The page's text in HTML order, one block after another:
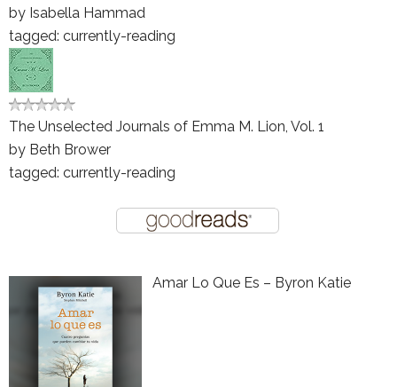
by Isabella Hammad
tagged: currently-reading
The Unselected Journals of Emma M. Lion, Vol. 1
by Beth Brower
tagged: currently-reading
Amar Lo Que Es – Byron Katie